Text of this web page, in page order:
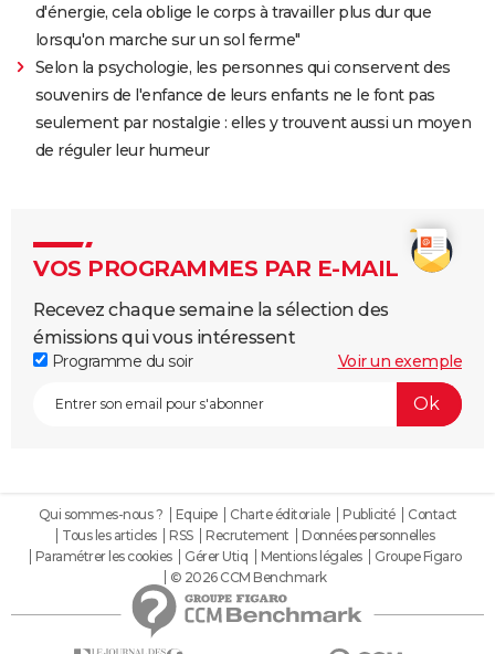
d'énergie, cela oblige le corps à travailler plus dur que
lorsqu'on marche sur un sol ferme"
Selon la psychologie, les personnes qui conservent des
souvenirs de l'enfance de leurs enfants ne le font pas
seulement par nostalgie : elles y trouvent aussi un moyen
de réguler leur humeur
VOS PROGRAMMES PAR E-MAIL
Recevez chaque semaine la sélection des
émissions qui vous intéressent
Programme du soir Voir un exemple
Qui sommes-nous ? Equipe Charte éditoriale Publicité
Contact
Tous les articles
RSS Recrutement
Données personnelles
Paramétrer les cookies
Gérer Utiq Mentions légales
Groupe Figaro
© 2026 CCM Benchmark